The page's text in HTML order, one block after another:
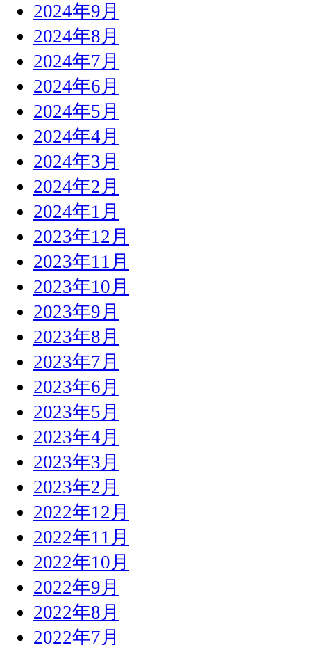
2024年9月
2024年8月
2024年7月
2024年6月
2024年5月
2024年4月
2024年3月
2024年2月
2024年1月
2023年12月
2023年11月
2023年10月
2023年9月
2023年8月
2023年7月
2023年6月
2023年5月
2023年4月
2023年3月
2023年2月
2022年12月
2022年11月
2022年10月
2022年9月
2022年8月
2022年7月